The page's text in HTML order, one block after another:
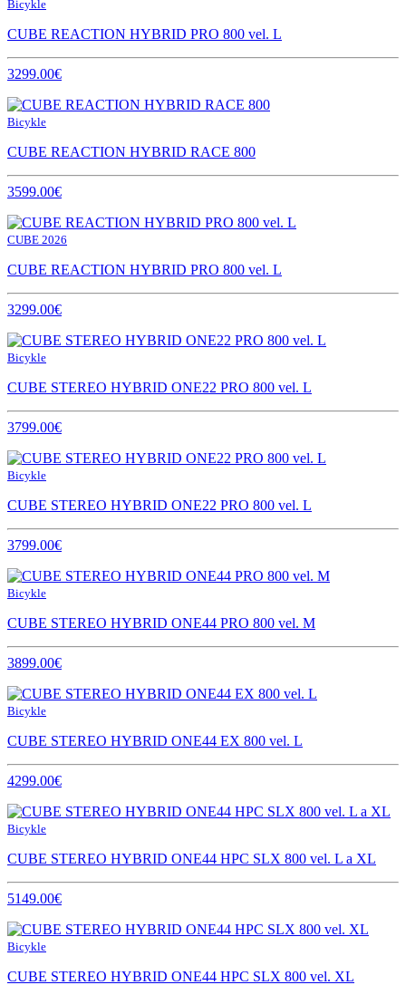
Bicykle
CUBE REACTION HYBRID PRO 800 vel. L
3299.00€
Bicykle
CUBE REACTION HYBRID RACE 800
3599.00€
CUBE 2026
CUBE REACTION HYBRID PRO 800 vel. L
3299.00€
Bicykle
CUBE STEREO HYBRID ONE22 PRO 800 vel. L
3799.00€
Bicykle
CUBE STEREO HYBRID ONE22 PRO 800 vel. L
3799.00€
Bicykle
CUBE STEREO HYBRID ONE44 PRO 800 vel. M
3899.00€
Bicykle
CUBE STEREO HYBRID ONE44 EX 800 vel. L
4299.00€
Bicykle
CUBE STEREO HYBRID ONE44 HPC SLX 800 vel. L a XL
5149.00€
Bicykle
CUBE STEREO HYBRID ONE44 HPC SLX 800 vel. XL